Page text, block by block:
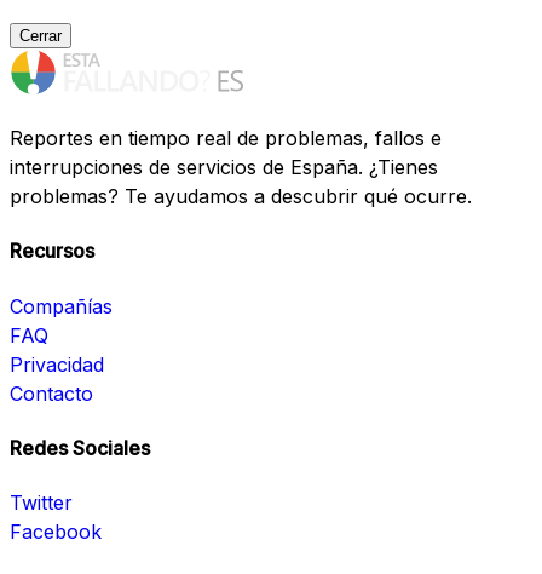
Cerrar
Reportes en tiempo real de problemas, fallos e
interrupciones de servicios de España. ¿Tienes
problemas? Te ayudamos a descubrir qué ocurre.
Recursos
Compañías
FAQ
Privacidad
Contacto
Redes Sociales
Twitter
Facebook